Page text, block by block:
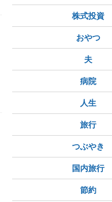
株式投資
おやつ
夫
病院
人生
旅行
つぶやき
国内旅行
節約